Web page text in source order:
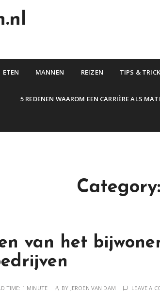
ETEN MANNEN REIZEN TIPS &
5 REDENEN WAAROM EEN CARRIÈRE ALS
Category:
van het
TIME: 1 MINUTE BY JEROEN VAN DAM LEAVE A